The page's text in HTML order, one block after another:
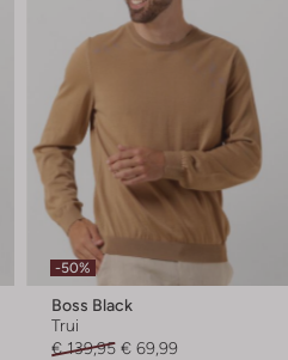
-50%
Boss Black
Trui
€ 139,95 € 69,99